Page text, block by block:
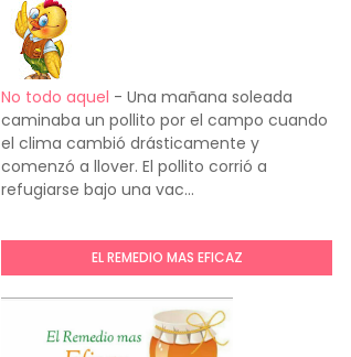
No todo aquel - Una mañana soleada
caminaba un pollito por el campo cuando
el clima cambió drásticamente y
comenzó a llover. El pollito corrió a
refugiarse bajo una vac...
EL REMEDIO MAS EFICAZ